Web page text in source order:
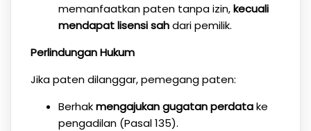
memanfaatkan paten tanpa izin,kecuali
mendapat lisensi sahdari pemilik.
Perlindungan Hukum
Jika paten dilanggar, pemegang paten:
Berhakmengajukan gugatan perdatake
pengadilan (Pasal 135).